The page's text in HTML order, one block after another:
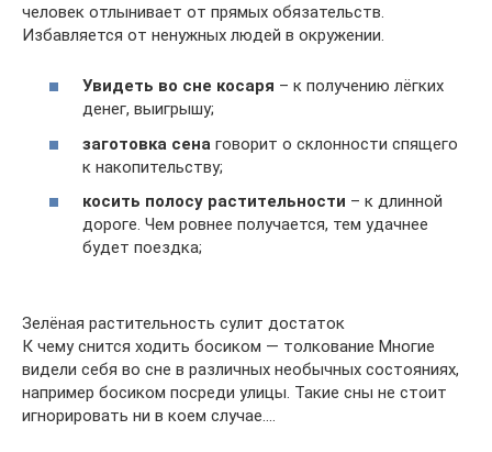
человек отлынивает от прямых обязательств.
Избавляется от ненужных людей в окружении.
Увидеть во сне косаря – к получению лёгких
денег, выигрышу;
заготовка сена говорит о склонности спящего
к накопительству;
косить полосу растительности – к длинной
дороге. Чем ровнее получается, тем удачнее
будет поездка;
Зелёная растительность сулит достаток
К чему снится ходить босиком — толкование Многие
видели себя во сне в различных необычных состояниях,
например босиком посреди улицы. Такие сны не стоит
игнорировать ни в коем случае….